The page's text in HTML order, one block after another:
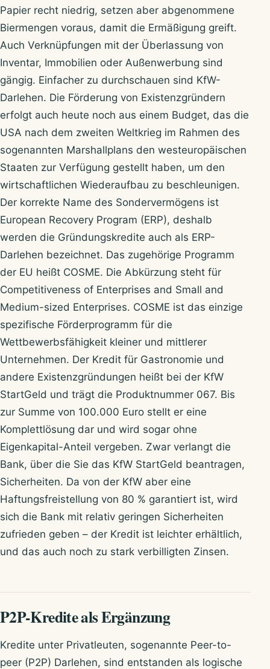
Papier recht niedrig, setzen aber abgenommene
Biermengen voraus, damit die Ermäßigung greift.
Auch Verknüpfungen mit der Überlassung von
Inventar, Immobilien oder Außenwerbung sind
gängig. Einfacher zu durchschauen sind KfW-
Darlehen. Die Förderung von Existenzgründern
erfolgt auch heute noch aus einem Budget, das die
USA nach dem zweiten Weltkrieg im Rahmen des
sogenannten Marshallplans den westeuropäischen
Staaten zur Verfügung gestellt haben, um den
wirtschaftlichen Wiederaufbau zu beschleunigen.
Der korrekte Name des Sondervermögens ist
European Recovery Program (ERP), deshalb
werden die Gründungskredite auch als ERP-
Darlehen bezeichnet. Das zugehörige Programm
der EU heißt COSME. Die Abkürzung steht für
Competitiveness of Enterprises and Small and
Medium-sized Enterprises. COSME ist das einzige
spezifische Förderprogramm für die
Wettbewerbsfähigkeit kleiner und mittlerer
Unternehmen. Der Kredit für Gastronomie und
andere Existenzgründungen heißt bei der KfW
StartGeld und trägt die Produktnummer 067. Bis
zur Summe von 100.000 Euro stellt er eine
Komplettlösung dar und wird sogar ohne
Eigenkapital-Anteil vergeben. Zwar verlangt die
Bank, über die Sie das KfW StartGeld beantragen,
Sicherheiten. Da von der KfW aber eine
Haftungsfreistellung von 80 % garantiert ist, wird
sich die Bank mit relativ geringen Sicherheiten
zufrieden geben – der Kredit ist leichter erhältlich,
und das auch noch zu stark verbilligten Zinsen.
P2P-Kredite als Ergänzung
Kredite unter Privatleuten, sogenannte Peer-to-
peer (P2P) Darlehen, sind entstanden als logische